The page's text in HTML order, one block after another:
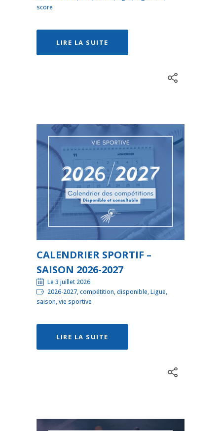
score
LIRE LA SUITE
CALENDRIER SPORTIF –
SAISON 2026-2027
Le 3 juillet 2026
2026-2027, compétition, disponible, Ligue,
saison, vie sportive
LIRE LA SUITE